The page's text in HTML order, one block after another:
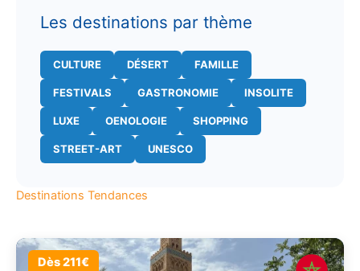
Les destinations par thème
CULTURE DÉSERT FAMILLE
FESTIVALS GASTRONOMIE INSOLITE
LUXE OENOLOGIE SHOPPING
STREET-ART UNESCO
Destinations Tendances
Dès 211€